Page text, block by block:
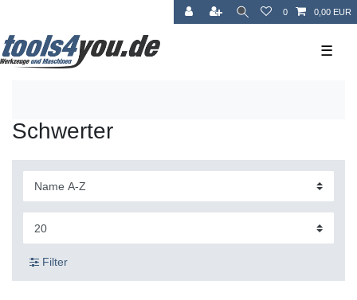
0 0,00 EUR
☰
Schwerter
Filter